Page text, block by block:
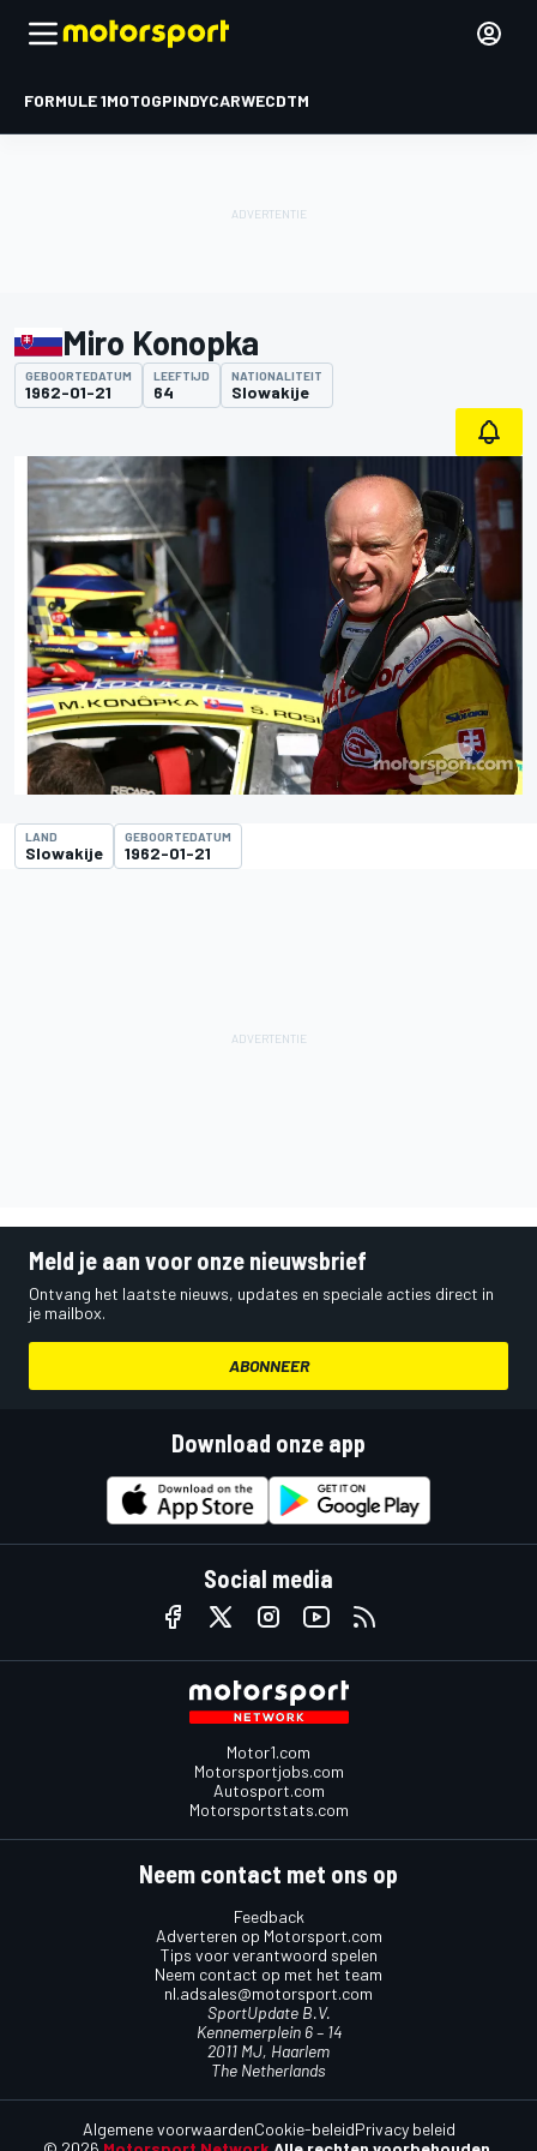
FORMULE 1MOTOGPINDYCARWECDTM
Miro Konopka
GEBOORTEDATUM
1962-01-21
LEEFTIJD
64
NATIONALITEIT
Slowakije
LAND
Slowakije
GEBOORTEDATUM
1962-01-21
Meld je aan voor onze nieuwsbrief
Ontvang het laatste nieuws, updates en speciale acties direct in
je mailbox.
ABONNEER
Download onze app
Social media
Motor1.com
Motorsportjobs.com
Autosport.com
Motorsportstats.com
Neem contact met ons op
Feedback
Adverteren op Motorsport.com
Tips voor verantwoord spelen
Neem contact op met het team
nl.adsales@motorsport.com
SportUpdate B.V.
Kennemerplein 6 – 14
2011 MJ, Haarlem
The Netherlands
Algemene voorwaardenCookie-beleidPrivacy beleid